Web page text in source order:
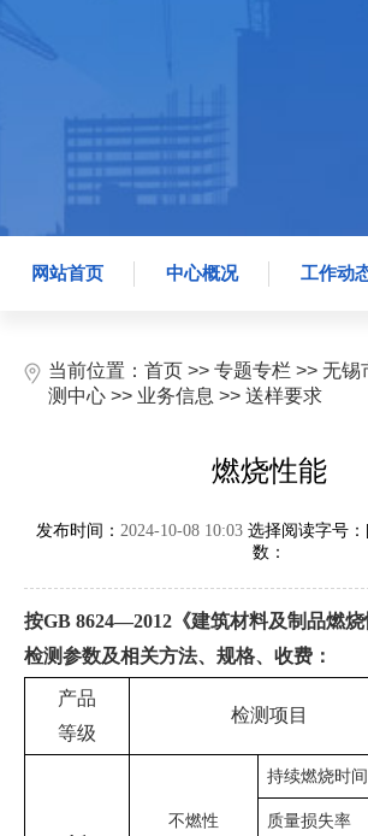
网站首页 中心概况 工作动
当前位置： 首页 >> 专题专栏 >> 无锡
测中心 >> 业务信息 >> 送样要求
燃烧性能
发布时间： 2024-10-08 10:03 选择阅读字号
数：
按GB 8624—2012《建筑材料及制品燃
检测参数及相关方法、规格、收费：
产品
等级
检测项目
不燃性
持续燃烧时间
质量损失率